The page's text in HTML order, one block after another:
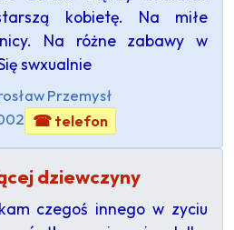
kobietę. Na miłe
Na różne zabawy w
swxualnie
Przemysł
☎ telefon
dziewczyny
czegoś innego w zyciu